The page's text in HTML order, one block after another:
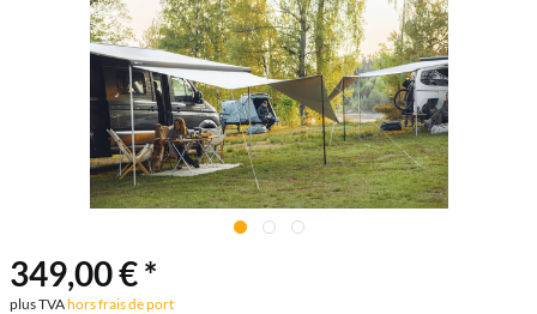
349,00 € *
plus TVAhors frais de port